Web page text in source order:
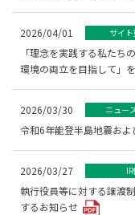
2026/04/01 サイ
「理念を実践する私たち
環境の両立を目指して」
2026/03/30 ニュー
令和6年能登半島地震お
2026/03/27
執行役員等に対する譲渡
するお知らせ